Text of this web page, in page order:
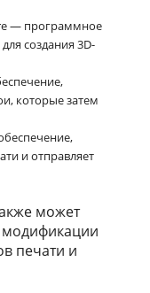
— программное
создания 3D-
которые затем
и отправляет
может
модификации
печати и